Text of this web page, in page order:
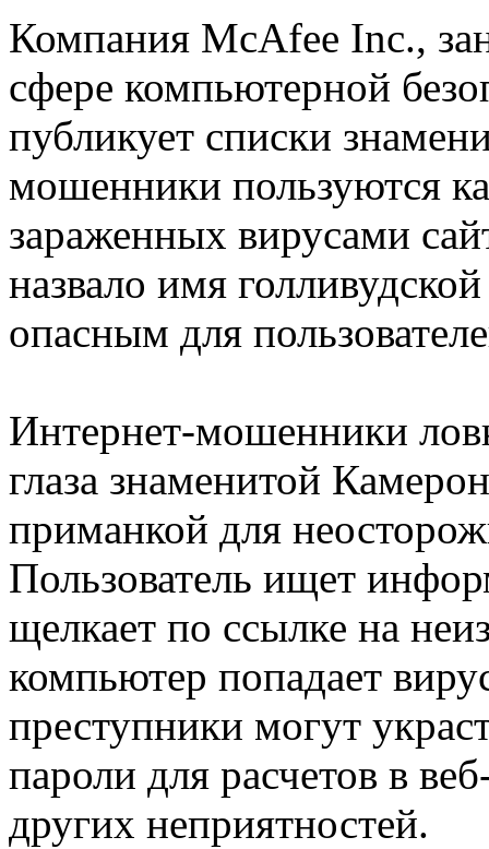
Компания McAfee Inc.,
сфере компьютерной
публикует списки
мошенники пользуются
зараженных вирусами
назвало имя
опасным для
Интернет-мошенники
глаза знаменитой
приманкой для
Пользователь ищет
щелкает по ссылке на
компьютер попадает
преступники могут
пароли для расчетов в
других неприятностей.